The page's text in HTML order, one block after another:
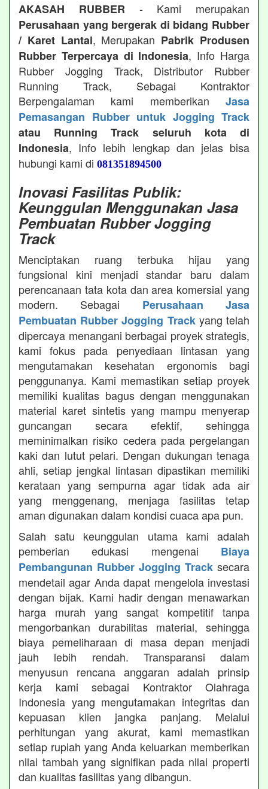
AKASAH RUBBER - Kami merupakan
Perusahaan yang bergerak di bidang Rubber
/ Karet Lantai, Merupakan Pabrik Produsen
Rubber Terpercaya di Indonesia, Info Harga
Rubber Jogging Track, Distributor Rubber
Running Track, Sebagai Kontraktor
Berpengalaman kami memberikan Jasa
Pemasangan Rubber untuk Jogging Track
atau Running Track seluruh kota di
Indonesia, Info lebih lengkap dan jelas bisa
hubungi kami di 081351894500
Inovasi Fasilitas Publik:
Keunggulan Menggunakan Jasa
Pembuatan Rubber Jogging
Track
Menciptakan ruang terbuka hijau yang
fungsional kini menjadi standar baru dalam
perencanaan tata kota dan area komersial yang
modern. Sebagai Perusahaan Jasa
Pembuatan Rubber Jogging Trackyang telah
dipercaya menangani berbagai proyek strategis,
kami fokus pada penyediaan lintasan yang
mengutamakan kesehatan ergonomis bagi
penggunanya. Kami memastikan setiap proyek
memiliki kualitas bagus dengan menggunakan
material karet sintetis yang mampu menyerap
guncangan secara efektif, sehingga
meminimalkan risiko cedera pada pergelangan
kaki dan lutut pelari. Dengan dukungan tenaga
ahli, setiap jengkal lintasan dipastikan memiliki
kerataan yang sempurna agar tidak ada air
yang menggenang, menjaga fasilitas tetap
aman digunakan dalam kondisi cuaca apa pun.
Salah satu keunggulan utama kami adalah
pemberian edukasi mengenai Biaya
Pembangunan Rubber Jogging Track secara
mendetail agar Anda dapat mengelola investasi
dengan bijak. Kami hadir dengan menawarkan
harga murah yang sangat kompetitif tanpa
mengorbankan durabilitas material, sehingga
biaya pemeliharaan di masa depan menjadi
jauh lebih rendah. Transparansi dalam
menyusun rencana anggaran adalah prinsip
kerja kami sebagai Kontraktor Olahraga
Indonesia yang mengutamakan integritas dan
kepuasan klien jangka panjang. Melalui
perhitungan yang akurat, kami memastikan
setiap rupiah yang Anda keluarkan memberikan
nilai tambah yang signifikan pada nilai properti
dan kualitas fasilitas yang dibangun.